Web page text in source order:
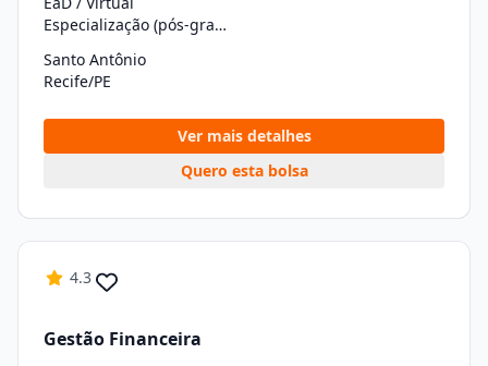
Especialização (pós-graduação)
Santo Antônio
Recife/PE
Ver mais detalhes
Quero esta bolsa
4.3
Gestão Financeira